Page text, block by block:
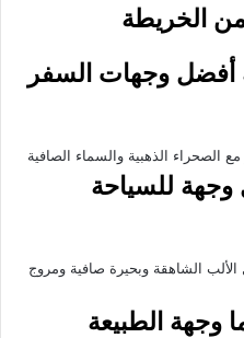
من الخريطة
أفضل وجهات السفر
للسياحة
وجهة الطبيعة